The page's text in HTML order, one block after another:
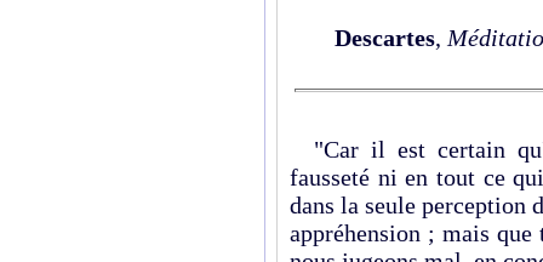
Descartes,
"Car il est certain
fausseté ni en tout ce
dans la seule perception
appréhension ; mais